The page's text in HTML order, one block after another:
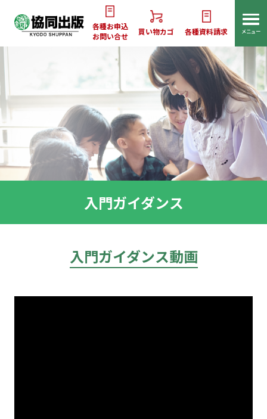
各種お申込
お問い合せ
買い物カゴ 各種資料請求 メニュー
入門ガイダンス
入門ガイダンス動画